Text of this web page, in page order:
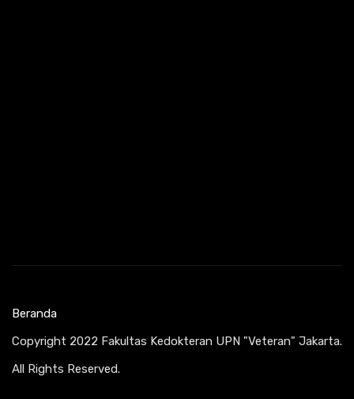
Copyright 2022 Fakultas Kedokteran UPN "Veteran" Jakarta.
All Rights Reserved.
Beranda